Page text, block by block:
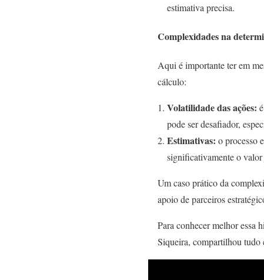
estimativa precisa.
Complexidades na
Aqui é importante ter em
cálculo:
Volatilidade das ações:
pode ser desafiador,
Estimativas: o processo
significativamente o
Um caso prático da
apoio de parceiros
Para conhecer melhor essa
Siqueira, compartilhou tudo